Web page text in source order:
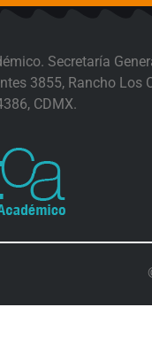
Secretaría
3855, Rancho Los
CDMX.